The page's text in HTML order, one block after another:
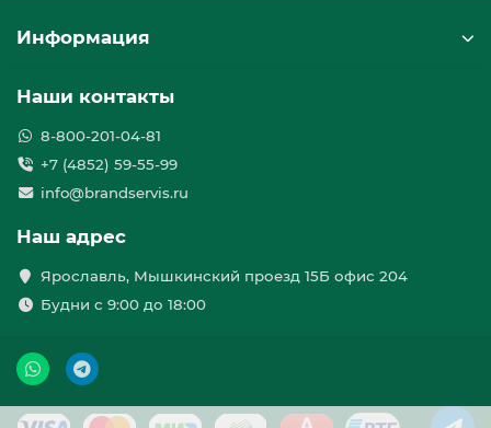
Информация
Наши контакты
8-800-201-04-81
+7 (4852) 59-55-99
info@brandservis.ru
Наш адрес
Ярославль, Мышкинский проезд 15Б офис 204
Будни с 9:00 до 18:00